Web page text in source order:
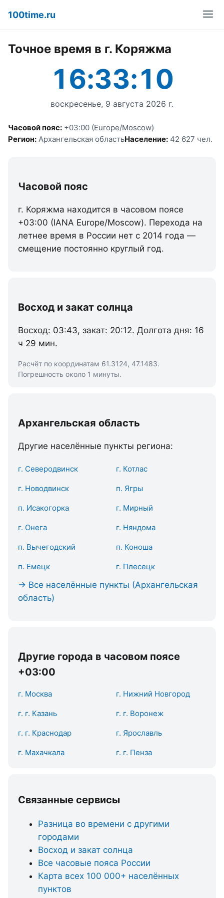
100time.ru
Точное время в г. Коряжма
16:33:10
воскресенье, 9 августа 2026 г.
Часовой пояс: +03:00 (Europe/Moscow)
Регион: Архангельская областьНаселение: 42 627 чел.
Часовой пояс
г. Коряжма находится в часовом поясе
+03:00 (IANA Europe/Moscow). Перехода на
летнее время в России нет с 2014 года —
смещение постоянно круглый год.
Восход и закат солнца
Восход: 03:43, закат: 20:12. Долгота дня: 16
ч 29 мин.
Расчёт по координатам 61.3124, 47.1483.
Погрешность около 1 минуты.
Архангельская область
Другие населённые пункты региона:
г. Северодвинск г. Котлас
г. Новодвинск п. Ягры
п. Исакогорка г. Мирный
г. Онега г. Няндома
п. Вычегодский п. Коноша
п. Емецк г. Плесецк
→ Все населённые пункты (Архангельская
область)
Другие города в часовом поясе
+03:00
г. Москва г. Нижний Новгород
г. г. Казань г. г. Воронеж
г. г. Краснодар г. Ярославль
г. Махачкала г. г. Пенза
Связанные сервисы
Разница во времени с другими
городами
Восход и закат солнца
Все часовые пояса России
Карта всех 100 000+ населённых
пунктов